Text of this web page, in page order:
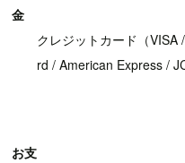
金
お支
クレジットカード（VISA
rd / American Express /